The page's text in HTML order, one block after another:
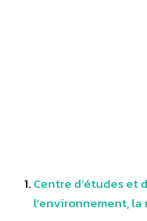
Centre d’études et
l’environnement,